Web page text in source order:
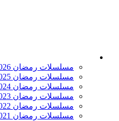
مسلسلات رمضان 2026
مسلسلات رمضان 2025
مسلسلات رمضان 2024
مسلسلات رمضان 2023
مسلسلات رمضان 2022
مسلسلات رمضان 2021